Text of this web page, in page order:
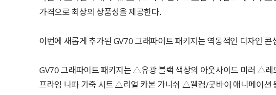
가격으로 최상의 상품성을 제공한다.
이번에 새롭게 추가된 GV70 그래파이트 패키지는 역동적인 디자인
GV70 그래파이트 패키지는 △유광 블랙 색상의 아웃사이드 미러 △
프라임 나파 가죽 시트 △리얼 카본 가니쉬 △웰컴/굿바이 애니메이션